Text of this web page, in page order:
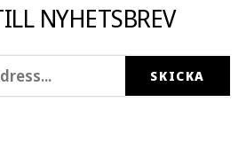
NYHETSBREV